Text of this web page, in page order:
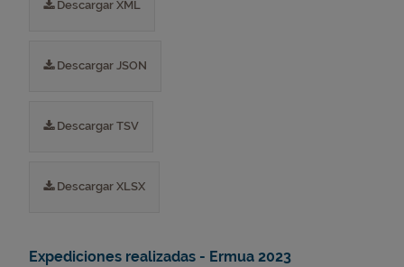
Descargar XML
Descargar JSON
Descargar TSV
Descargar XLSX
Expediciones realizadas - Ermua 2023